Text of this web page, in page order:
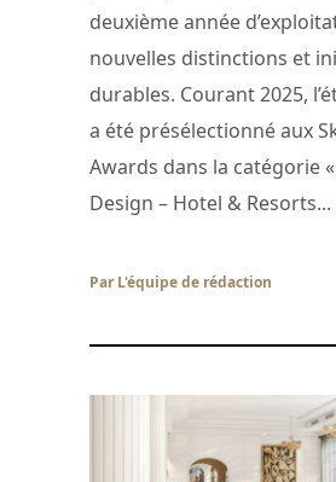
deuxième année
nouvelles distinctions et
durables. Courant 2025,
a été présélectionné aux
Awards dans la catégorie
Design – Hotel & Resorts...
Par L'équipe de rédaction